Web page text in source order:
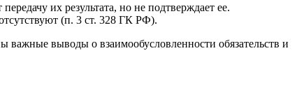
их результата, но не подтверждает ее.
(п. 3 ст. 328 ГК РФ).
важные выводы о взаимообусловленности обязательств и